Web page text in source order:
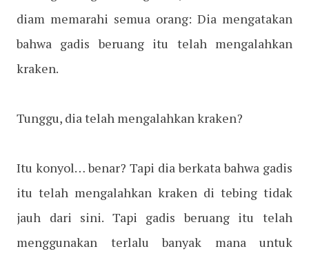
diam memarahi semua orang: Dia mengatakan
bahwa gadis beruang itu telah mengalahkan
kraken.
Tunggu, dia telah mengalahkan kraken?
Itu konyol… benar? Tapi dia berkata bahwa gadis
itu telah mengalahkan kraken di tebing tidak
jauh dari sini. Tapi gadis beruang itu telah
menggunakan terlalu banyak mana untuk